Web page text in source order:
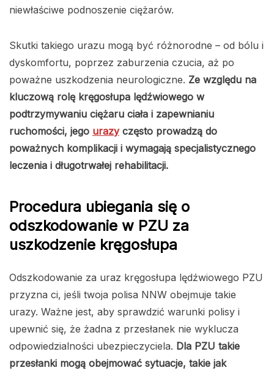
niewłaściwe podnoszenie ciężarów.
Skutki takiego urazu mogą być różnorodne – od bólu i
dyskomfortu, poprzez zaburzenia czucia, aż po
poważne uszkodzenia neurologiczne. Ze względu na
kluczową rolę kręgosłupa lędźwiowego w
podtrzymywaniu ciężaru ciała i zapewnianiu
ruchomości, jego urazyczęsto prowadzą do
poważnych komplikacji i wymagają specjalistycznego
leczenia i długotrwałej rehabilitacji.
Procedura ubiegania się o
odszkodowanie w PZU za
uszkodzenie kręgosłupa
Odszkodowanie za uraz kręgosłupa lędźwiowego PZU
przyzna ci, jeśli twoja polisa NNW obejmuje takie
urazy. Ważne jest, aby sprawdzić warunki polisy i
upewnić się, że żadna z przesłanek nie wyklucza
odpowiedzialności ubezpieczyciela. Dla PZU takie
przesłanki mogą obejmować sytuacje, takie jak